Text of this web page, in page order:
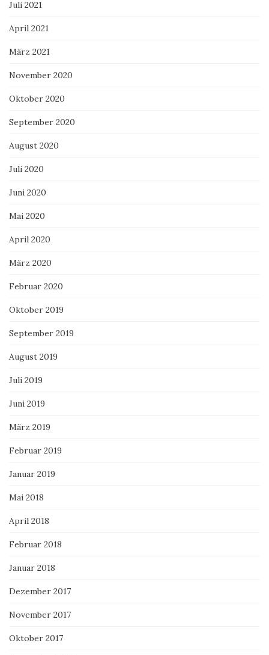
Juli 2021
April 2021
März 2021
November 2020
Oktober 2020
September 2020
August 2020
Juli 2020
Juni 2020
Mai 2020
April 2020
März 2020
Februar 2020
Oktober 2019
September 2019
August 2019
Juli 2019
Juni 2019
März 2019
Februar 2019
Januar 2019
Mai 2018
April 2018
Februar 2018
Januar 2018
Dezember 2017
November 2017
Oktober 2017